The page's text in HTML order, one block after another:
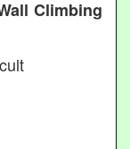
Climbing